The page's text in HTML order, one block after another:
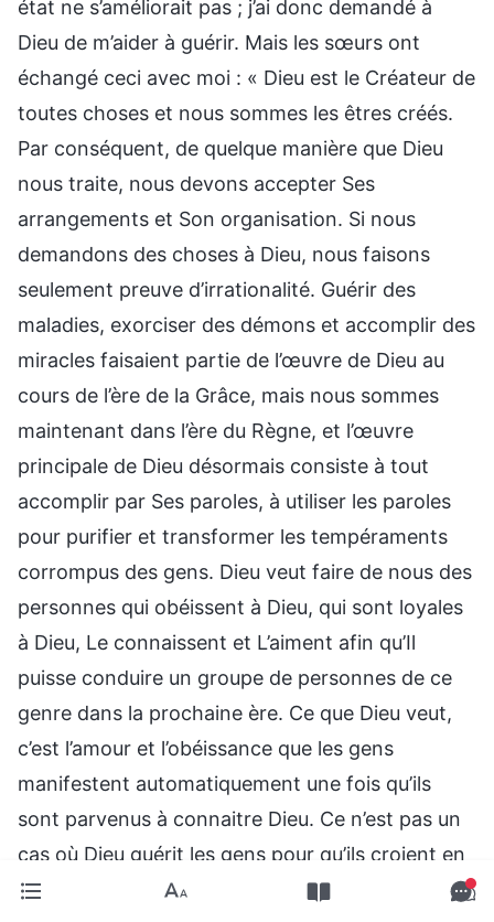
état ne s’améliorait pas ; j’ai donc demandé à
Dieu de m’aider à guérir. Mais les sœurs ont
échangé ceci avec moi : « Dieu est le Créateur de
toutes choses et nous sommes les êtres créés.
Par conséquent, de quelque manière que Dieu
nous traite, nous devons accepter Ses
arrangements et Son organisation. Si nous
demandons des choses à Dieu, nous faisons
seulement preuve d’irrationalité. Guérir des
maladies, exorciser des démons et accomplir des
miracles faisaient partie de l’œuvre de Dieu au
cours de l’ère de la Grâce, mais nous sommes
maintenant dans l’ère du Règne, et l’œuvre
principale de Dieu désormais consiste à tout
accomplir par Ses paroles, à utiliser les paroles
pour purifier et transformer les tempéraments
corrompus des gens. Dieu veut faire de nous des
personnes qui obéissent à Dieu, qui sont loyales
à Dieu, Le connaissent et L’aiment afin qu’Il
puisse conduire un groupe de personnes de ce
genre dans la prochaine ère. Ce que Dieu veut,
c’est l’amour et l’obéissance que les gens
manifestent automatiquement une fois qu’ils
sont parvenus à connaitre Dieu. Ce n’est pas un
cas où Dieu guérit les gens pour qu’ils croient en
Lui et Le suivent par gratitude. Comme le disent